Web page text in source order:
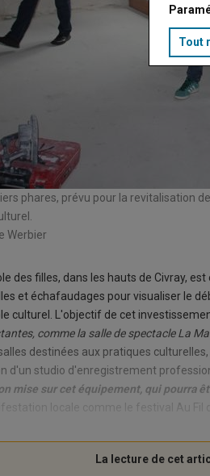
phares, prévu pour la revitalisation
Werbier
des filles, dans les hauts de Civray,
et échafaudages pour visualiser le
culturel. L'objectif de cet
comme la salle de spectacle La
salles destinées aux pratiques
d'un studio d'enregistrement
mise sur cet équipement, qui pourra
locale comme le festival Au Fil
Tout